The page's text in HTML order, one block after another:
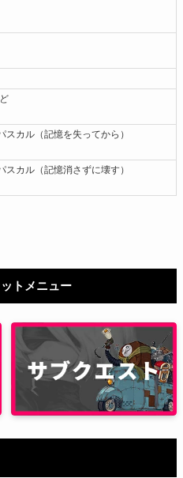
スカル（記憶を失ってから）
スカル（記憶消さずに壊す）
トメニュー